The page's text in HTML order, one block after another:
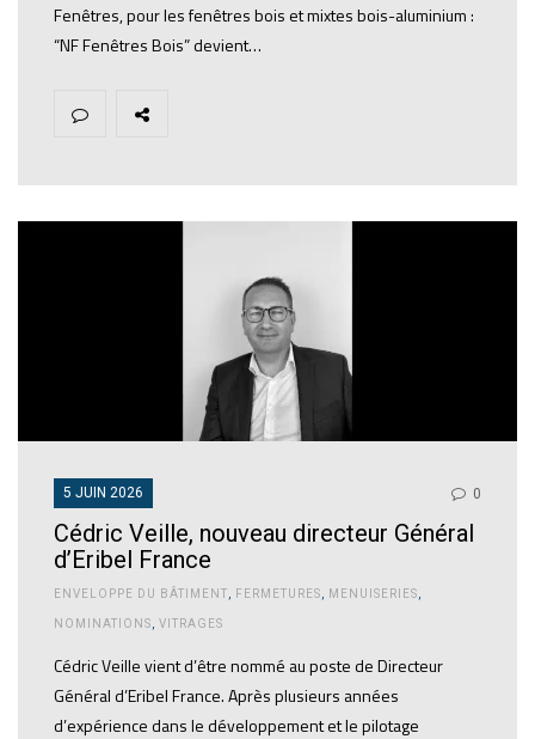
Fenêtres, pour les fenêtres bois et mixtes bois-aluminium :
“NF Fenêtres Bois” devient…
5 JUIN 2026 0
Cédric Veille, nouveau directeur Général
d’Eribel France
ENVELOPPE DU BÂTIMENT FERMETURES MENUISERIES
NOMINATIONS VITRAGES
Cédric Veille vient d’être nommé au poste de Directeur
Général d’Eribel France. Après plusieurs années
d’expérience dans le développement et le pilotage